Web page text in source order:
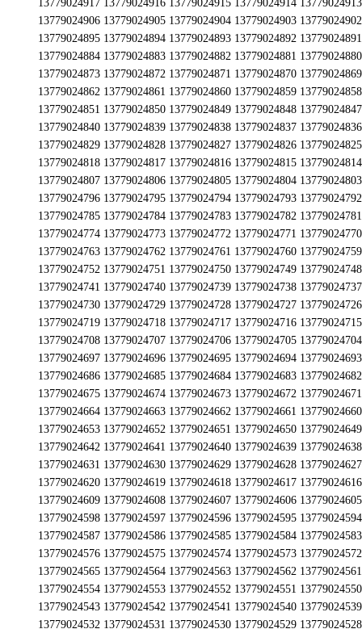
716 13779024715 13779024714 13779024713 13779024712 13779024711 13779024710 13779024709 13779024708 13779024707 13779024706 13779024705 13779024704 13779024703 13779024702 13779024701 13779024700 13779024699 13779024698 13779024697 13779024696 13779024695 13779024694 13779024693 13779024692 13779024691 13779024690 13779024689 13779024688 13779024687 13779024686 13779024685 13779024684 13779024683 13779024682 13779024681 13779024680 13779024679 13779024678 13779024677 13779024676 13779024675 13779024674 13779024673 13779024672 13779024671 13779024670 13779024669 13779024668 13779024667 13779024666 13779024665 13779024664 13779024663 13779024662 13779024661 13779024660 13779024659 13779024658 13779024657 13779024656 13779024655 13779024654 13779024653 13779024652 13779024651 13779024650 13779024649 13779024648 13779024647 13779024646 13779024645 13779024644 13779024643 13779024642 13779024641 13779024640 13779024639 13779024638 13779024637 13779024636 13779024635 13779024634 13779024633 13779024632 13779024631 13779024630 13779024629 13779024628 13779024627 13779024626 13779024625 13779024624 13779024623 13779024622 13779024621 13779024620 13779024619 13779024618 13779024617 13779024616 13779024615 13779024614 13779024613 13779024612 13779024611 13779024610 13779024609 13779024608 13779024607 13779024606 13779024605 13779024604 13779024603 13779024602 13779024601 13779024600 13779024599 13779024598 13779024597 13779024596 13779024595 13779024594 13779024593 13779024592 13779024591 13779024590 13779024589 13779024588 13779024587 13779024586 13779024585 13779024584 13779024583 13779024582 13779024581 13779024580 13779024579 13779024578